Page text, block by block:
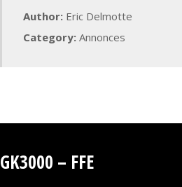
Author: Eric Delmotte
Category: Annonces
GK3000 – FFE